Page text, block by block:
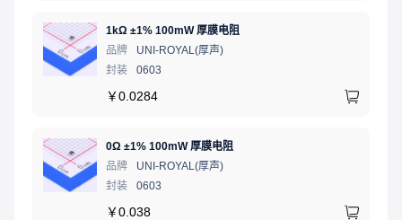
1kΩ ±1% 100mW 厚膜电阻
品牌
UNI-ROYAL(厚声)
封装
0603
￥0.0284
0Ω ±1% 100mW 厚膜电阻
品牌
UNI-ROYAL(厚声)
封装
0603
￥0.038